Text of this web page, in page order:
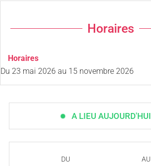
Horaires
Horaires
Du 23 mai 2026 au 15 novembre 2026
A LIEU AUJOURD'HUI
DU AU